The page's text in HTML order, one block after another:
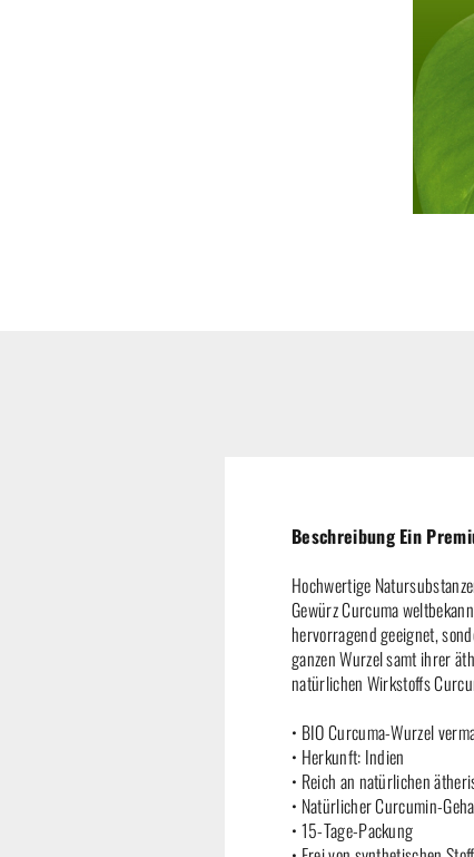
Beschreibung Ein
Hochwertige
Gewürz Curcuma
hervorragend geeignet,
ganzen Wurzel samt ihrer
natürlichen Wirkstoffs
• BIO Curcuma-Wurzel
• Herkunft: Indien
• Reich an natürlichen
• Natürlicher Curcumin-
• 15-Tage-Packung